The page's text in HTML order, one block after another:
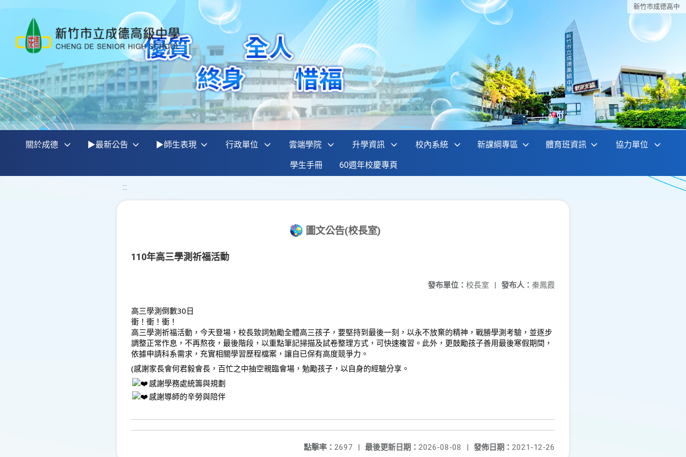
新竹巿成德高中
關於成德 ▶最新公告 ▶師生表現 行政單位 雲端學院 升學資訊 校內系統 新課綱專區 體育班資訊 協力單位
學生手冊 60週年校慶專頁
:::
圖文公告(校長室)
110年高三學測祈福活動
發布人： 秦鳳霞
發布單位： 校長室 |
高三學測倒數30日
衝！衝！衝！
高三學測祈福活動，今天登場，校長致詞勉勵全體高三孩子，要堅持到最後一刻，以永不放棄的精神，戰勝學測考驗，並逐步
調整正常作息，不再熬夜，最後階段，以重點筆記掃描及試卷整理方式，可快速複習。此外，更鼓勵孩子善用最後寒假期間，
依據申請科系需求，充實相關學習歷程檔案，讓自已保有高度競爭力。
(感謝家長會何君毅會長，百忙之中抽空親臨會場，勉勵孩子，以自身的經驗分享。
感謝學務處統籌與規劃
感謝導師的辛勞與陪伴
發佈日期： 2021-12-26
最後更新日期： 2026-08-08 |
點擊率： 2697 |